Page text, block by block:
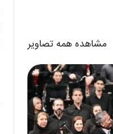
مشاهده همه تصاویر